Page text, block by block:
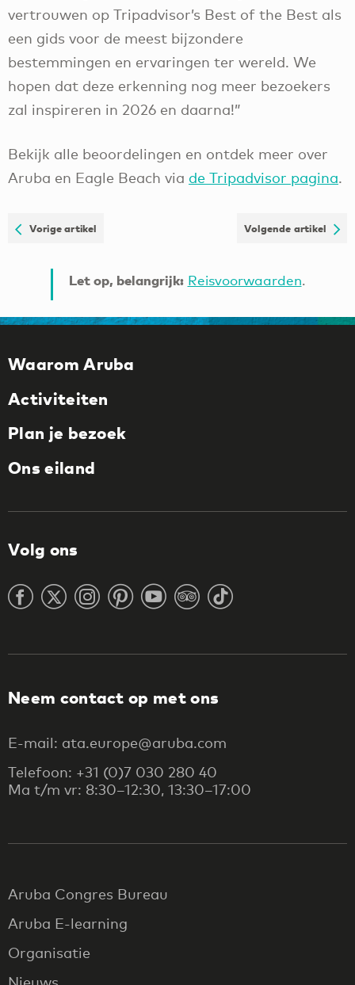
vertrouwen op Tripadvisor’s Best of the Best als
een gids voor de meest bijzondere
bestemmingen en ervaringen ter wereld. We
hopen dat deze erkenning nog meer bezoekers
zal inspireren in 2026 en daarna!”
Bekijk alle beoordelingen en ontdek meer over
Aruba en Eagle Beach via de Tripadvisor pagina.
Vorige artikel Volgende artikel
Let op, belangrijk: Reisvoorwaarden.
Waarom Aruba
Activiteiten
Plan je bezoek
Ons eiland
Volg ons
Neem contact op met ons
E-mail: ata.europe@aruba.com
Telefoon: +31 (0)7 030 280 40
Ma t/m vr: 8:30–12:30, 13:30–17:00
Aruba Congres Bureau
Aruba E-learning
Organisatie
Nieuws